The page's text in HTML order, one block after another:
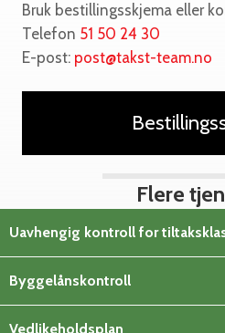
Bruk bestillingsskjema eller
Telefon 51 50 24 30
E-post: post@takst-team.no
Flere
Uavhengig kontroll for
Byggelånskontroll
Vedlikeholdsplan